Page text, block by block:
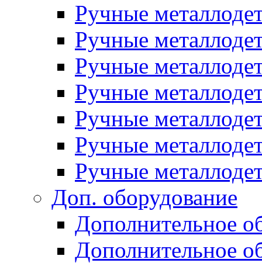
Ручные
Ручные
Ручные
Ручные
Ручные
Ручные
Ручные
Доп. оборудование
Дополнительное
Дополнительное